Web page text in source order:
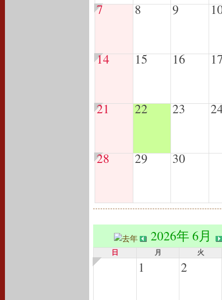
7 8 9
14 15 16
21 22 23
28 29 30
2026年 6月
日 月 火
1 2